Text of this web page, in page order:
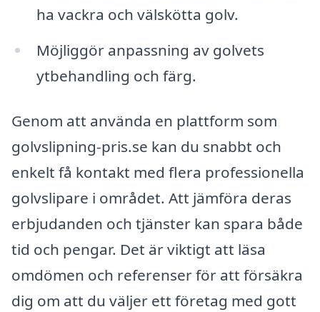
ha vackra och välskötta golv.
Möjliggör anpassning av golvets
ytbehandling och färg.
Genom att använda en plattform som
golvslipning-pris.se kan du snabbt och
enkelt få kontakt med flera professionella
golvslipare i området. Att jämföra deras
erbjudanden och tjänster kan spara både
tid och pengar. Det är viktigt att läsa
omdömen och referenser för att försäkra
dig om att du väljer ett företag med gott